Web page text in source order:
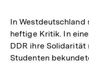
In
heftige Kritik. In
DDR ihre
Studenten